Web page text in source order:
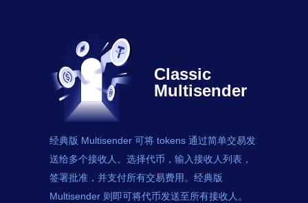
Classic
Multisender
经典版 Multisender 可将 tokens 通过简单交易发
送给多个接收人。选择代币，输入接收人列表，
签署批准，并支付所有交易费用。经典版
Multisender 则即可将代币发送至所有接收人。